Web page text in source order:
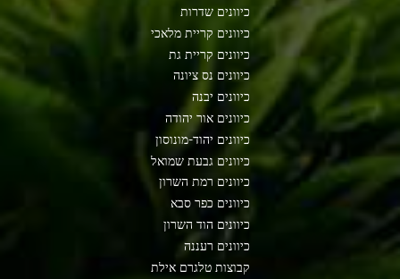
כיוונים שדרות
כיוונים קריית מלאכי
כיוונים קריית גת
כיוונים נס ציונה
כיוונים יבנה
כיוונים אור יהודה
כיוונים יהוד-מונוסון
כיוונים גבעת שמואל
כיוונים רמת השרון
כיוונים כפר סבא
כיוונים הוד השרון
כיוונים רעננה
קבוצות טלגרם אילת